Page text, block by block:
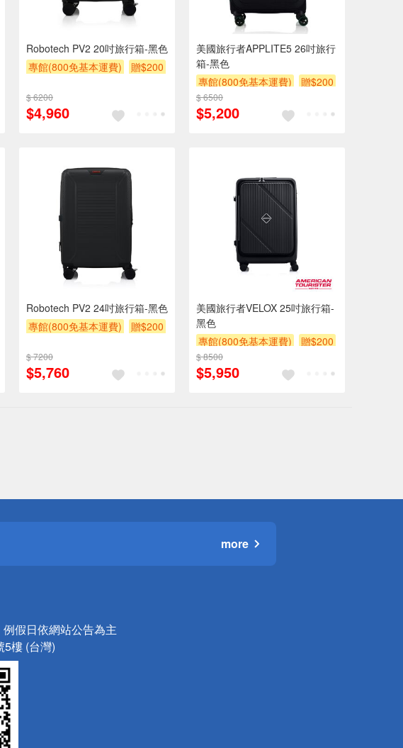
Robotech PV2 20吋旅行箱-黑色
專館(800免基本運費)
贈$200
$ 6200
$4,960
美國旅行者APPLITE5 26吋旅行
箱-黑色
專館(800免基本運費)
贈$200
$ 6500
$5,200
Robotech PV2 24吋旅行箱-黑色
專館(800免基本運費)
贈$200
$ 7200
$5,760
美國旅行者VELOX 25吋旅行箱-
黑色
專館(800免基本運費)
贈$200
$ 8500
$5,950
more
假日依網站公告為主
5樓 (台灣)